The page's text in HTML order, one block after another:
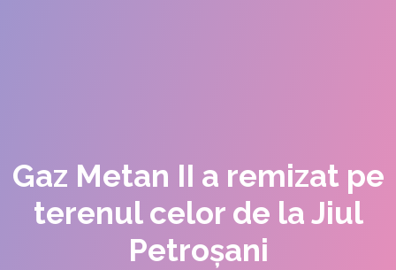
Gaz Metan II a remizat pe
terenul celor de la Jiul
Petroșani